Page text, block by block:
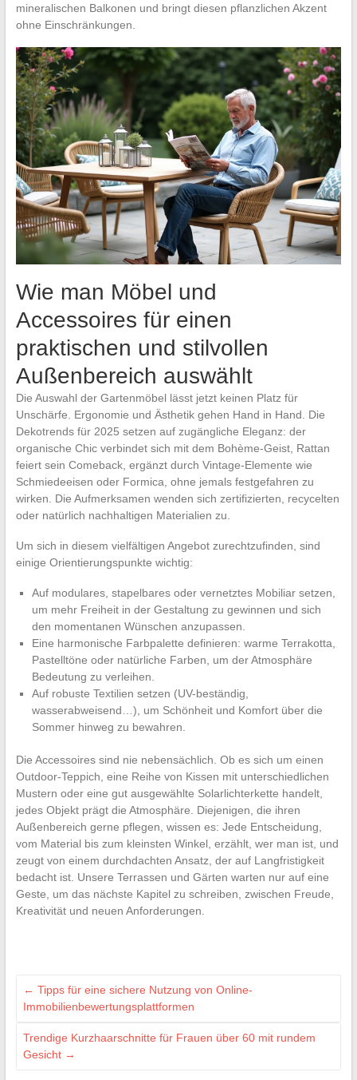
mineralischen Balkonen und bringt diesen pflanzlichen Akzent
ohne Einschränkungen.
Wie man Möbel und
Accessoires für einen
praktischen und stilvollen
Außenbereich auswählt
Die Auswahl der Gartenmöbel lässt jetzt keinen Platz für
Unschärfe. Ergonomie und Ästhetik gehen Hand in Hand. Die
Dekotrends für 2025 setzen auf zugängliche Eleganz: der
organische Chic verbindet sich mit dem Bohème-Geist, Rattan
feiert sein Comeback, ergänzt durch Vintage-Elemente wie
Schmiedeeisen oder Formica, ohne jemals festgefahren zu
wirken. Die Aufmerksamen wenden sich zertifizierten, recycelten
oder natürlich nachhaltigen Materialien zu.
Um sich in diesem vielfältigen Angebot zurechtzufinden, sind
einige Orientierungspunkte wichtig:
Auf modulares, stapelbares oder vernetztes Mobiliar setzen,
um mehr Freiheit in der Gestaltung zu gewinnen und sich
den momentanen Wünschen anzupassen.
Eine harmonische Farbpalette definieren: warme Terrakotta,
Pastelltöne oder natürliche Farben, um der Atmosphäre
Bedeutung zu verleihen.
Auf robuste Textilien setzen (UV-beständig,
wasserabweisend…), um Schönheit und Komfort über die
Sommer hinweg zu bewahren.
Die Accessoires sind nie nebensächlich. Ob es sich um einen
Outdoor-Teppich, eine Reihe von Kissen mit unterschiedlichen
Mustern oder eine gut ausgewählte Solarlichterkette handelt,
jedes Objekt prägt die Atmosphäre. Diejenigen, die ihren
Außenbereich gerne pflegen, wissen es: Jede Entscheidung,
vom Material bis zum kleinsten Winkel, erzählt, wer man ist, und
zeugt von einem durchdachten Ansatz, der auf Langfristigkeit
bedacht ist. Unsere Terrassen und Gärten warten nur auf eine
Geste, um das nächste Kapitel zu schreiben, zwischen Freude,
Kreativität und neuen Anforderungen.
← Tipps für eine sichere Nutzung von Online-
Immobilienbewertungsplattformen
Trendige Kurzhaarschnitte für Frauen über 60 mit rundem
Gesicht →